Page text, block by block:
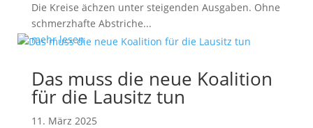
Die Kreise ächzen unter steigenden Ausgaben. Ohne
schmerzhafte Abstriche...
mehr lesen
Das muss die neue Koalition
für die Lausitz tun
11. März 2025